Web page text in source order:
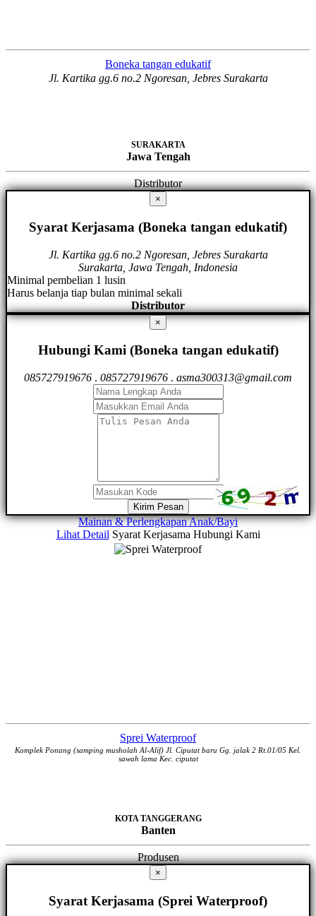
Boneka tangan edukatif
Jl. Kartika gg.6 no.2 Ngoresan, Jebres Surakarta
SURAKARTA
Jawa Tengah
Distributor
×
Syarat Kerjasama (Boneka tangan edukatif)
Jl. Kartika gg.6 no.2 Ngoresan, Jebres Surakarta
Surakarta, Jawa Tengah, Indonesia
Minimal pembelian 1 lusin
Harus belanja tiap bulan minimal sekali
Distributor
×
Hubungi Kami (Boneka tangan edukatif)
085727919676 . 085727919676 . asma300313@gmail.com
Kirim Pesan
Mainan & Perlengkapan Anak/Bayi
Lihat Detail Syarat Kerjasama Hubungi Kami
Sprei Waterproof
Komplek Ponang (samping musholah Al-Alif) Jl. Ciputat baru Gg. jalak 2 Rt.01/05 Kel.
sawah lama Kec. ciputat
KOTA TANGGERANG
Banten
Produsen
×
Syarat Kerjasama (Sprei Waterproof)